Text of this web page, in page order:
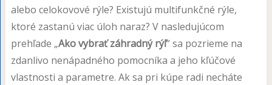
alebo celokovové rýle? Existujú multifunkčné rýle,
ktoré zastanú viac úloh naraz? V nasledujúcom
prehľade „Ako vybrať záhradný rýľ“ sa pozrieme na
zdanlivo nenápadného pomocníka a jeho kľúčové
vlastnosti a parametre. Ak sa pri kúpe radi necháte